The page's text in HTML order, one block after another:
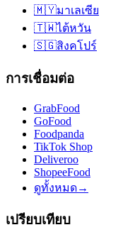
🇲🇾มาเลเซีย
🇹🇼ไต้หวัน
🇸🇬สิงคโปร์
การเชื่อมต่อ
GrabFood
GoFood
Foodpanda
TikTok Shop
Deliveroo
ShopeeFood
ดูทั้งหมด→
เปรียบเทียบ